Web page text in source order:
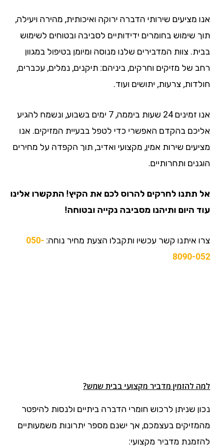
אנו מציעים שירותי הדברה ירוקה ואיכותית, מהירה ויעילה,
תוך שימוש בחומרים ידידותיים לסביבה ובטוחים לשימוש
בבית. צוות המדבירים שלנו מנוסה ומיומן בטיפול במגוון
רחב של מזיקים וחרקים, ביניהם: תיקנים, נמלים, עכברים,
חולדות, צרעות, יתושים ועוד.
אנו זמינים 24 שעות ביממה, 7 ימים בשבוע, ונשמח להגיע
אליכם בהקדם האפשרי כדי לטפל בבעיית המזיקים. אנו
מציעים שירות אמין, מקצועי ואדיב, תוך הקפדה על מחירים
הוגנים ותחרותיים.
אל תתנו לחרקים להרוס לכם את הקיץ! התקשרו אלינו
עוד היום ותיהנו מסביבה נקייה ובטוחה!
צרו איתנו קשר עכשיו ותקבלו הצעת מחיר נוחה: 050-
8090-052
למה להזמין מדביר מקצועי בבית שמש?
נכון שניתן לרכוש חומרי הדברה ביתיים ולנסות להיפטר
מהמזיקים בעצמכם, אך ישנם מספר יתרונות משמעותיים
להזמנת מדביר מקצועי: